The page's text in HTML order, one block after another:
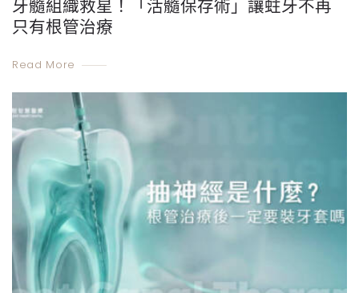
牙髓組織救星！「活髓保存術」讓蛀牙不再
只有根管治療
Read More